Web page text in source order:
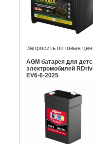
Запросить оптовые
AGM батарея для
электромобилей
EV6-6-2025